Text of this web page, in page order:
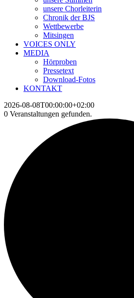
unsere Chorleiterin
Chronik der BJS
Wettbewerbe
Mitsingen
VOICES ONLY
MEDIA
Hörproben
Pressetext
Download-Fotos
KONTAKT
2026-08-08T00:00:00+02:00
0 Veranstaltungen gefunden.